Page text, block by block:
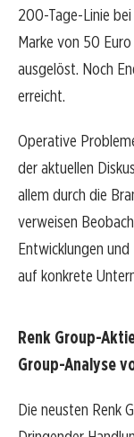
200-Tage-Linie
Marke von 50
ausgelöst. Noch
erreicht.
Operative
der aktuellen
allem durch die
verweisen
Entwicklungen
auf konkrete
Renk Group-
Group-Analyse
Die neusten Renk